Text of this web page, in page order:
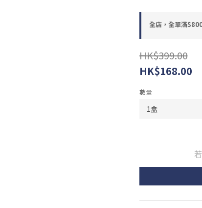
全店，全單滿
HK$399.00
HK$168.00
數量